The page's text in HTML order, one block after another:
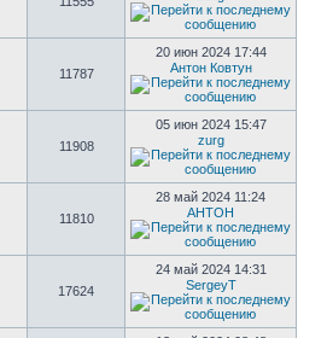
11787
20 июн 2024 17:44
Антон Ковтун
11908
05 июн 2024 15:47
zurg
11810
28 май 2024 11:24
AHTOH
17624
24 май 2024 14:31
SergeyT